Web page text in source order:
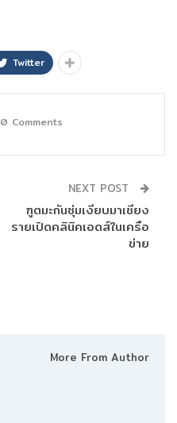
Twitter
0 Comments
NEXT POST
ฑูตมะกันซุ่มเงียบมาเชียง
รายเปิดคลินิคเอดส์ในเครือ
ข่าย
More From Author